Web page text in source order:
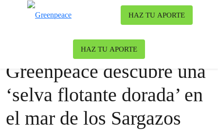
HAZ TU APORTE
HAZ TU APORTE
Uncategorized
Greenpeace descubre una
‘selva flotante dorada’ en
el mar de los Sargazos